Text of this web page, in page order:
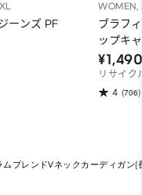
ーンズ PF
WOMEN,
ブラフ
ップキ
リサイク
4 (706)
ムブレンドVネックカーディガン(